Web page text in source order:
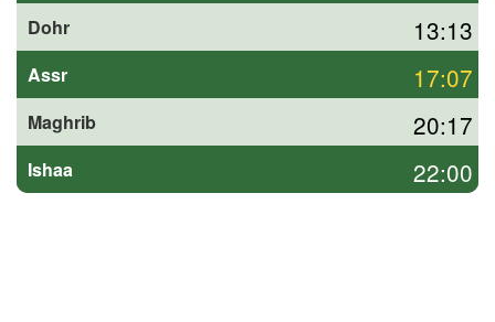
Dohr 13:13
Assr 17:07
Maghrib 20:17
Ishaa 22:00